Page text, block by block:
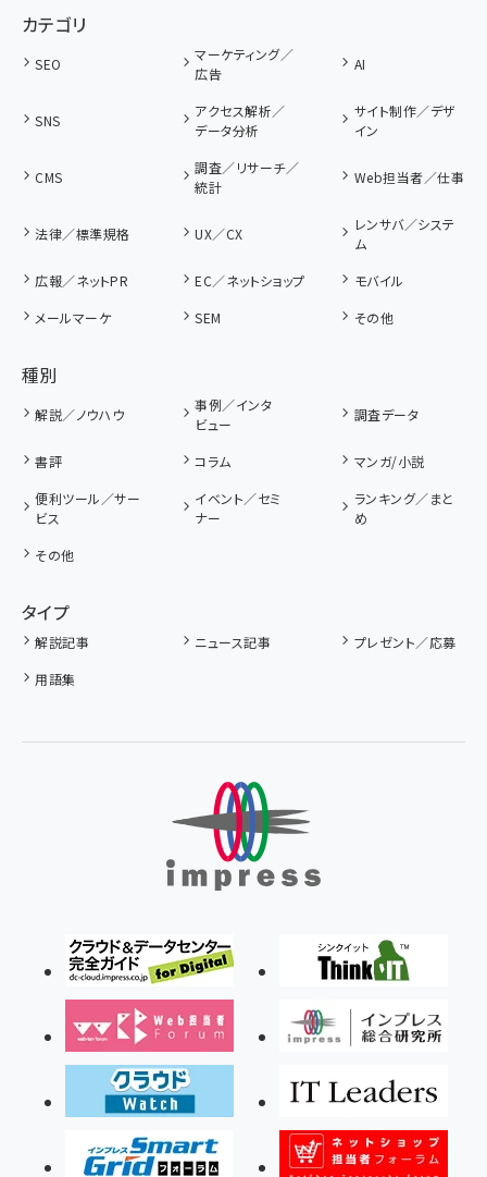
カテゴリ
SEO
マーケティング／
広告
AI
SNS
アクセス解析／
データ分析
サイト制作／デザ
イン
CMS
調査／リサーチ／
統計
Web担当者／仕事
法律／標準規格 UX／CX
レンサバ／システ
ム
広報／ネットPR
EC／ネットショップ
モバイル
メールマーケ
SEM その他
種別
解説／ノウハウ
事例／インタ
ビュー
調査データ
書評 コラム
マンガ/小説
便利ツール／サー
ビス
イベント／セミ
ナー
ランキング／まと
め
その他
タイプ
解説記事 ニュース記事
プレゼント／応募
用語集